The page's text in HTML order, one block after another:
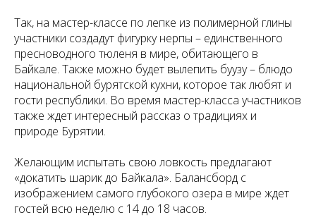
Так, на мастер-классе по лепке из полимерной глины
участники создадут фигурку нерпы – единственного
пресноводного тюленя в мире, обитающего в
Байкале. Также можно будет вылепить буузу – блюдо
национальной бурятской кухни, которое так любят и
гости республики. Во время мастер-класса участников
также ждет интересный рассказ о традициях и
природе Бурятии.
Желающим испытать свою ловкость предлагают
«докатить шарик до Байкала». Балансборд с
изображением самого глубокого озера в мире ждет
гостей всю неделю с 14 до 18 часов.